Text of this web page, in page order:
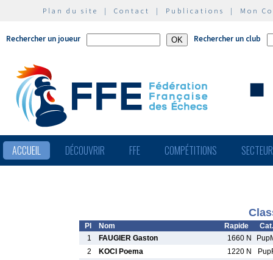
Plan du site | Contact | Publications | Mon
Rechercher un joueur Rechercher un club
ACCUEIL DÉCOUVRIR FFE COMPÉTITIONS
Pl Nom Rapide
Cat.
1
FAUGIER Gaston 1660 N
2
KOCI Poema 1220 N